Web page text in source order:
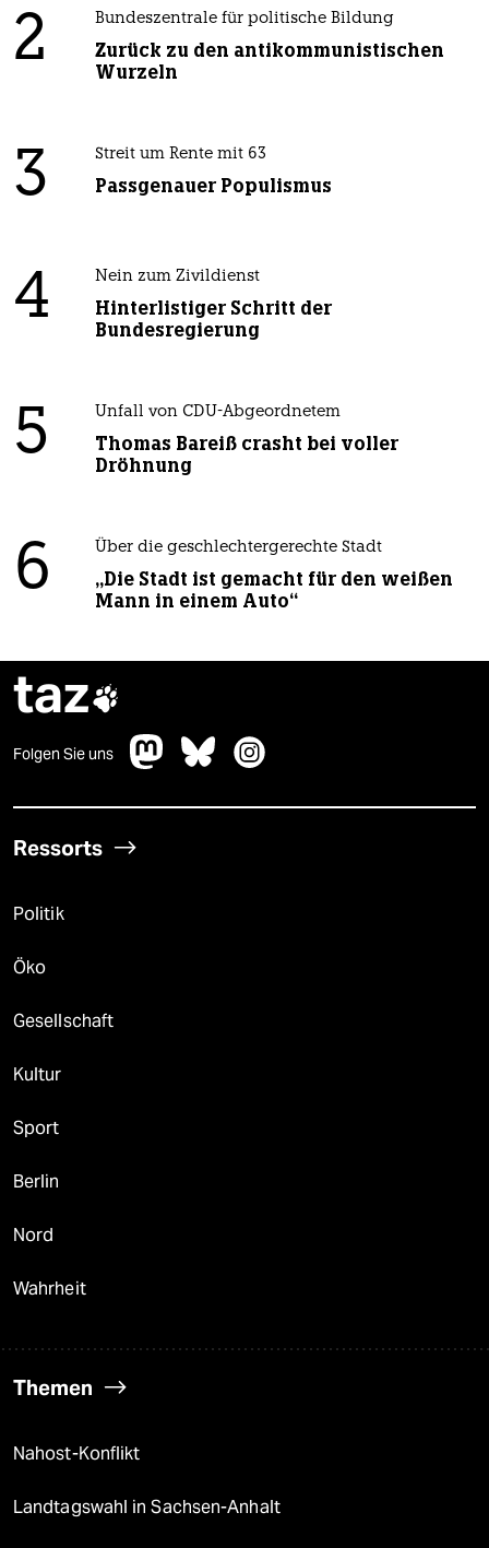
2 Bundeszentrale für politische Bildung
Zurück zu den antikommunistischen
Wurzeln
3 Streit um Rente mit 63
Passgenauer Populismus
4 Nein zum Zivildienst
Hinterlistiger Schritt der
Bundesregierung
5 Unfall von CDU-Abgeordnetem
Thomas Bareiß crasht bei voller
Dröhnung
6 Über die geschlechtergerechte Stadt
„Die Stadt ist gemacht für den weißen
Mann in einem Auto“
taz
Folgen Sie uns
Ressorts
Politik
Öko
Gesellschaft
Kultur
Sport
Berlin
Nord
Wahrheit
Themen
Nahost-Konflikt
Landtagswahl in Sachsen-Anhalt